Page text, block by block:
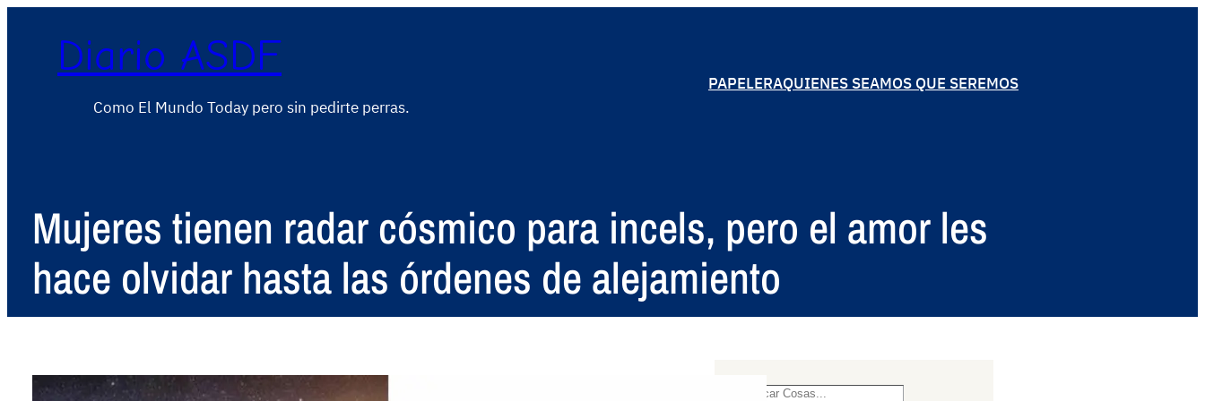
Diario ASDF
Como El Mundo Today pero sin pedirte perras.
PAPELERAQUIENES SEAMOS QUE SEREMOS
Mujeres tienen radar cósmico para incels, pero el amor les
hace olvidar hasta las órdenes de alejamiento